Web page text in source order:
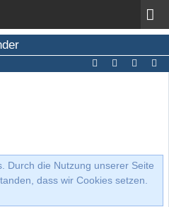
Durch die Nutzung unserer Seite
dass wir Cookies setzen.